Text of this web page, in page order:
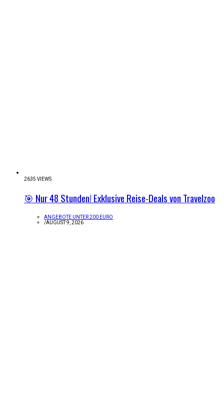
2635 VIEWS
🎯 Nur 48 Stunden! Exklusive Reise-Deals von Travelzoo
ANGEBOTE UNTER 200 EURO
/AUGUST 9, 2026